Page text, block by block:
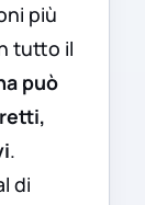
più
tutto il
può
.
di